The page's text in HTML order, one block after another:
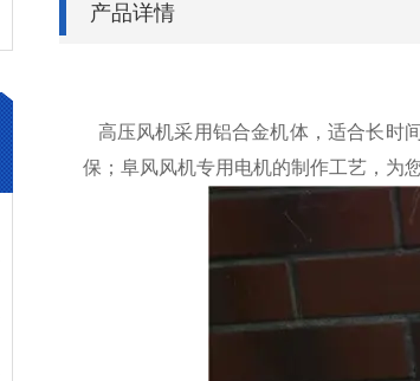
产品详情
高压风机采用铝合金机体，适合长时
保；阜风风机专用电机的制作工艺，为